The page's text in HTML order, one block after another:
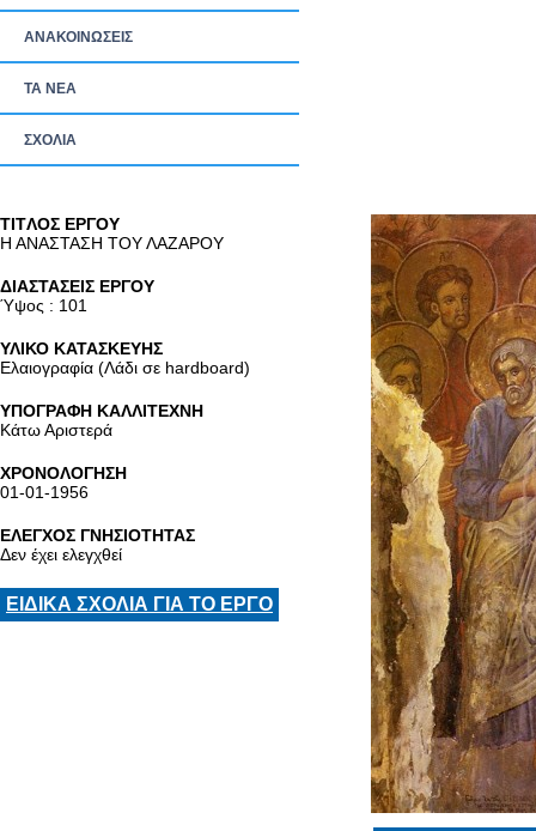
ΑΝΑΚΟΙΝΩΣΕΙΣ
ΤΑ ΝEΑ
ΣΧΟΛΙΑ
TITΛΟΣ ΕΡΓΟΥ
Η ΑΝΑΣΤΑΣΗ ΤΟΥ ΛΑΖΑΡΟΥ
ΔΙΑΣΤΑΣΕΙΣ ΕΡΓΟΥ
Ύψος : 101
ΥΛΙΚΟ ΚΑΤΑΣΚΕΥΗΣ
Ελαιογραφία (Λάδι σε hardboard)
ΥΠΟΓΡΑΦΗ ΚΑΛΛΙΤΕΧΝΗ
Κάτω Αριστερά
ΧΡΟΝΟΛΟΓΗΣΗ
01-01-1956
ΕΛΕΓΧΟΣ ΓΝΗΣΙΟΤΗΤΑΣ
Δεν έχει ελεγχθεί
ΕΙΔΙΚΑ ΣΧΟΛΙΑ ΓΙΑ ΤΟ ΕΡΓΟ